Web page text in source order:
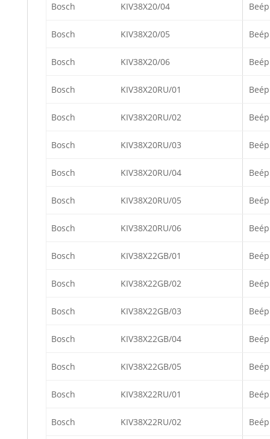
Bosch KIV38X20/04
Bosch KIV38X20/05
Bosch KIV38X20/06
Bosch KIV38X20RU/01
Bosch KIV38X20RU/02
Bosch KIV38X20RU/03
Bosch KIV38X20RU/04
Bosch KIV38X20RU/05
Bosch KIV38X20RU/06
Bosch KIV38X22GB/01
Bosch KIV38X22GB/02
Bosch KIV38X22GB/03
Bosch KIV38X22GB/04
Bosch KIV38X22GB/05
Bosch KIV38X22RU/01
Bosch KIV38X22RU/02